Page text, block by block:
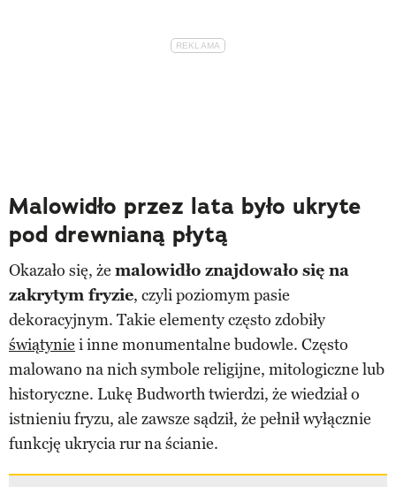
Malowidło przez lata było ukryte
pod drewnianą płytą
Okazało się, że malowidło znajdowało się na
zakrytym fryzie, czyli poziomym pasie
dekoracyjnym. Takie elementy często zdobiły
świątynie i inne monumentalne budowle. Często
malowano na nich symbole religijne, mitologiczne lub
historyczne. Lukę Budworth twierdzi, że wiedział o
istnieniu fryzu, ale zawsze sądził, że pełnił wyłącznie
funkcję ukrycia rur na ścianie.